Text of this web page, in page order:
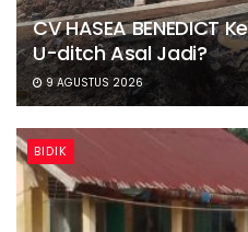
CV HASEA BENEDICT
U-ditch Asal Jadi?
9 AGUSTUS 2026
BIDIK